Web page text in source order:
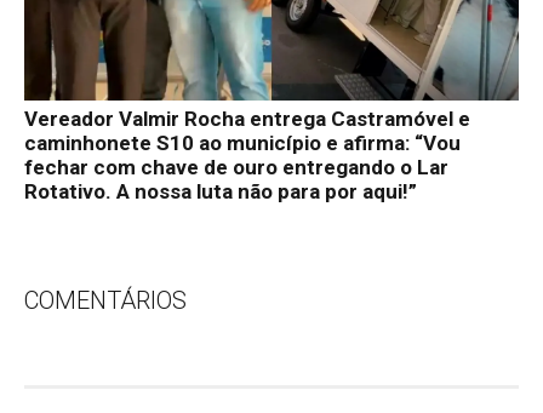
Vereador Valmir Rocha entrega Castramóvel e
caminhonete S10 ao município e afirma: “Vou
fechar com chave de ouro entregando o Lar
Rotativo. A nossa luta não para por aqui!”
COMENTÁRIOS